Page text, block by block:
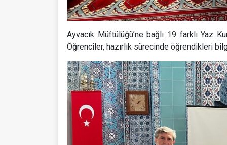
Ayvacık Müftülüğü’ne bağlı 19 farklı Yaz
Öğrenciler, hazırlık sürecinde öğrendikleri